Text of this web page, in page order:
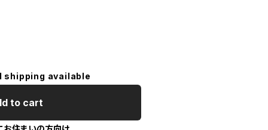
shipping available
to cart